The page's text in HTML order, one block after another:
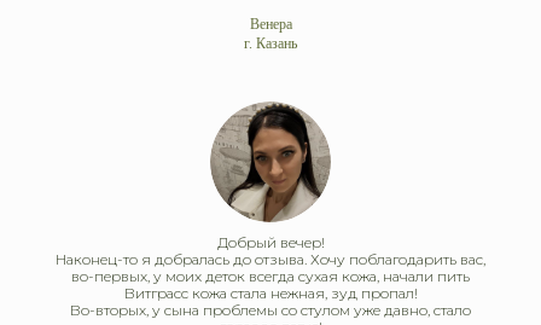
Венера
г. Казань
Добрый вечер!
Наконец-то я добралась до отзыва. Хочу поблагодарить вас,
во-первых, у моих деток всегда сухая кожа, начали пить
Витграсс кожа стала нежная, зуд пропал!
Во-вторых, у сына проблемы со стулом уже давно, стало